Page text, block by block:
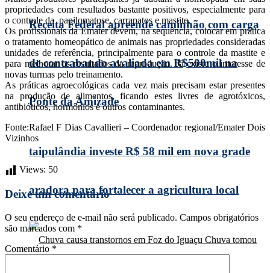
Receita Federal apreende caminhão com carga
de contrabando avaliada em R$500mil na
Ponte da Amizade
taipulândia investe R$ 58 mil em nova grade
aradora para fortalecer a agricultura local
propriedades com resultados bastante positivos, especialmente para
o controle da papilomatose, carrapatos e mastite.
Os profissionais da Emater devem, na sequência, colocar em prática
o tratamento homeopático de animais nas propriedades consideradas
unidades de referência, principalmente para o controle da mastite e
para melhorar os resultados da reprodução. Já existe o interesse de
novas turmas pelo treinamento.
As práticas agroecológicas cada vez mais precisam estar presentes
na produção de alimentos, ficando estes livres de agrotóxicos,
antibióticos, hormônios e outros contaminantes.
Fonte:Rafael F Dias Cavallieri – Coordenador regional/Emater Dois
Vizinhos
Views: 50
Deixe um comentário
O seu endereço de e-mail não será publicado. Campos obrigatórios
são marcados com *
Comentário *